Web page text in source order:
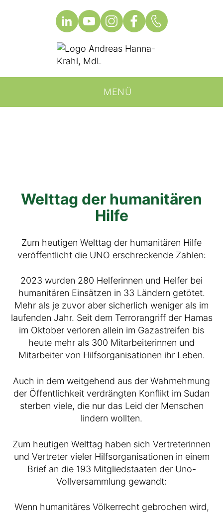
MENÜ
Welttag der humanitären
Hilfe
Zum heutigen Welttag der humanitären Hilfe
veröffentlicht die UNO erschreckende Zahlen:
2023 wurden 280 Helferinnen und Helfer bei
humanitären Einsätzen in 33 Ländern getötet.
Mehr als je zuvor aber sicherlich weniger als im
laufenden Jahr. Seit dem Terrorangriff der Hamas
im Oktober verloren allein im Gazastreifen bis
heute mehr als 300 Mitarbeiterinnen und
Mitarbeiter von Hilfsorganisationen ihr Leben.
Auch in dem weitgehend aus der Wahrnehmung
der Öffentlichkeit verdrängten Konflikt im Sudan
sterben viele, die nur das Leid der Menschen
lindern wollten.
Zum heutigen Welttag haben sich Vertreterinnen
und Vertreter vieler Hilfsorganisationen in einem
Brief an die 193 Mitgliedstaaten der Uno-
Vollversammlung gewandt:
Wenn humanitäres Völkerrecht gebrochen wird,